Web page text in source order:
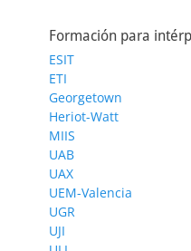
Formación para
ESIT
ETI
Georgetown
Heriot-Watt
MIIS
UAB
UAX
UEM-Valencia
UGR
UJI